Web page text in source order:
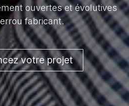
ouvertes et évolutives
fabricant.
votre projet